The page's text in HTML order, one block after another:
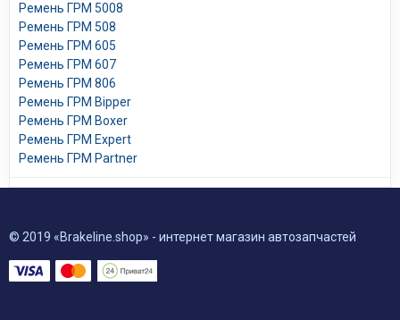
Ремень ГРМ 5008
Ремень ГРМ 508
Ремень ГРМ 605
Ремень ГРМ 607
Ремень ГРМ 806
Ремень ГРМ Bipper
Ремень ГРМ Boxer
Ремень ГРМ Expert
Ремень ГРМ Partner
© 2019 «Brakeline.shop» - интернет магазин автозапчастей